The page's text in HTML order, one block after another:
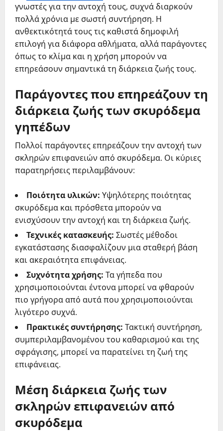
γνωστές για την αντοχή τους, συχνά διαρκούν
πολλά χρόνια με σωστή συντήρηση. Η
ανθεκτικότητά τους τις καθιστά δημοφιλή
επιλογή για διάφορα αθλήματα, αλλά παράγοντες
όπως το κλίμα και η χρήση μπορούν να
επηρεάσουν σημαντικά τη διάρκεια ζωής τους.
Παράγοντες που επηρεάζουν τη
διάρκεια ζωής των σκυρόδεμα
γηπέδων
Πολλοί παράγοντες επηρεάζουν την αντοχή των
σκληρών επιφανειών από σκυρόδεμα. Οι κύριες
παρατηρήσεις περιλαμβάνουν:
Ποιότητα υλικών: Υψηλότερης ποιότητας
σκυρόδεμα και πρόσθετα μπορούν να
ενισχύσουν την αντοχή και τη διάρκεια ζωής.
Τεχνικές κατασκευής: Σωστές μέθοδοι
εγκατάστασης διασφαλίζουν μια σταθερή βάση
και ακεραιότητα επιφάνειας.
Συχνότητα χρήσης: Τα γήπεδα που
χρησιμοποιούνται έντονα μπορεί να φθαρούν
πιο γρήγορα από αυτά που χρησιμοποιούνται
λιγότερο συχνά.
Πρακτικές συντήρησης: Τακτική συντήρηση,
συμπεριλαμβανομένου του καθαρισμού και της
σφράγισης, μπορεί να παρατείνει τη ζωή της
επιφάνειας.
Μέση διάρκεια ζωής των
σκληρών επιφανειών από
σκυρόδεμα